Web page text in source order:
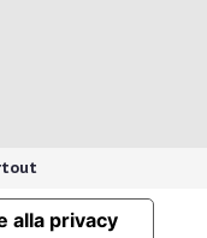
alla privacy